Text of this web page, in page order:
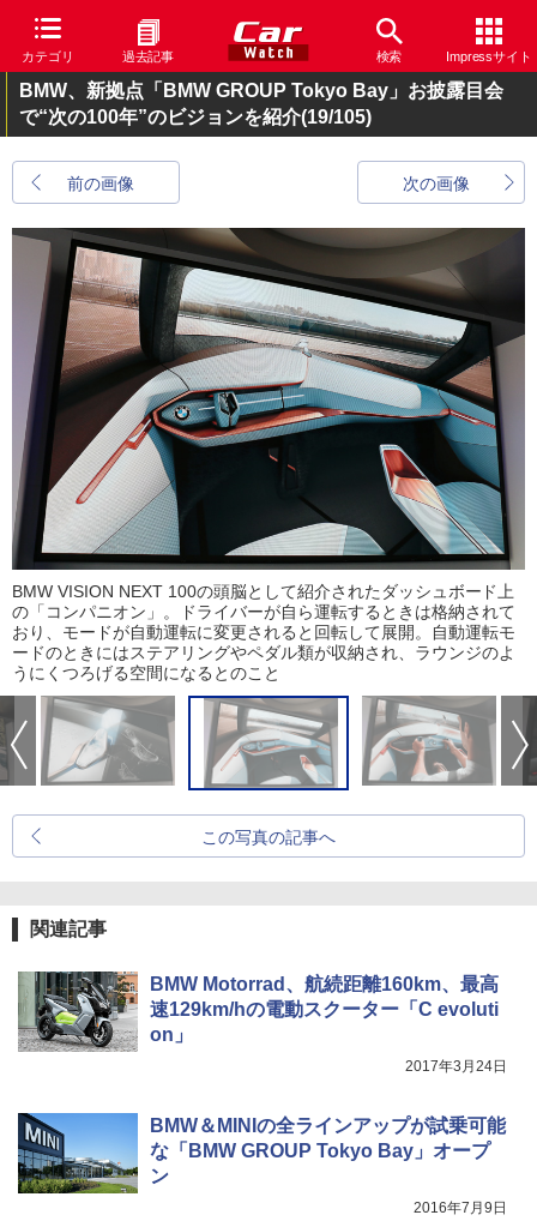
カテゴリ 過去記事 検索 Impressサイト
BMW、新拠点「BMW GROUP Tokyo Bay」お披露目会
で“次の100年”のビジョンを紹介(19/105)
前の画像 次の画像
BMW VISION NEXT 100の頭脳として紹介されたダッシュボード上
の「コンパニオン」。ドライバーが自ら運転するときは格納されて
おり、モードが自動運転に変更されると回転して展開。自動運転モ
ードのときにはステアリングやペダル類が収納され、ラウンジのよ
うにくつろげる空間になるとのこと
この写真の記事へ
関連記事
BMW Motorrad、航続距離160km、最高
速129km/hの電動スクーター「C evoluti
on」
2017年3月24日
BMW＆MINIの全ラインアップが試乗可能
な「BMW GROUP Tokyo Bay」オープ
ン
2016年7月9日